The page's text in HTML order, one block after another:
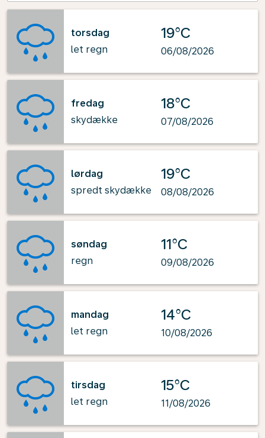
torsdag
let regn
19°C
06/08/2026
fredag
skydække
18°C
07/08/2026
lørdag
spredt skydække
19°C
08/08/2026
søndag
regn
11°C
09/08/2026
mandag
let regn
14°C
10/08/2026
tirsdag
let regn
15°C
11/08/2026